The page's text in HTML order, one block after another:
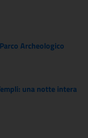
Archeologico
una notte intera